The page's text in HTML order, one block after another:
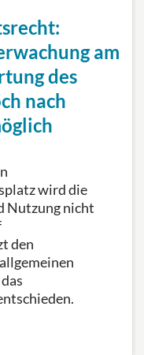
am
des
nach
wird die
Nutzung nicht
den